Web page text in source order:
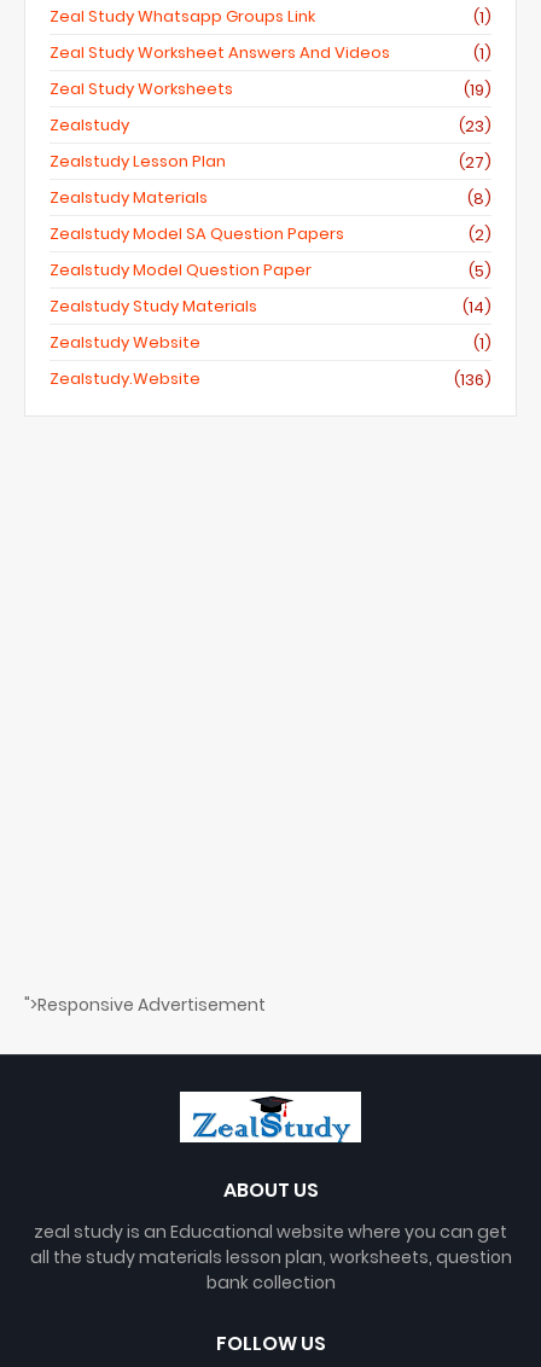
Zeal Study Whatsapp Groups Link
(1)
Zeal Study Worksheet Answers And Videos
(1)
Zeal Study Worksheets
(19)
Zealstudy
(23)
Zealstudy Lesson Plan
(27)
Zealstudy Materials
(8)
Zealstudy Model SA Question Papers
(2)
Zealstudy Model Question Paper
(5)
Zealstudy Study Materials
(14)
Zealstudy Website
(1)
Zealstudy.website
(136)
">Responsive Advertisement
ABOUT US
zeal study is an Educational website where you can get
all the study materials lesson plan, worksheets, question
bank collection
FOLLOW US